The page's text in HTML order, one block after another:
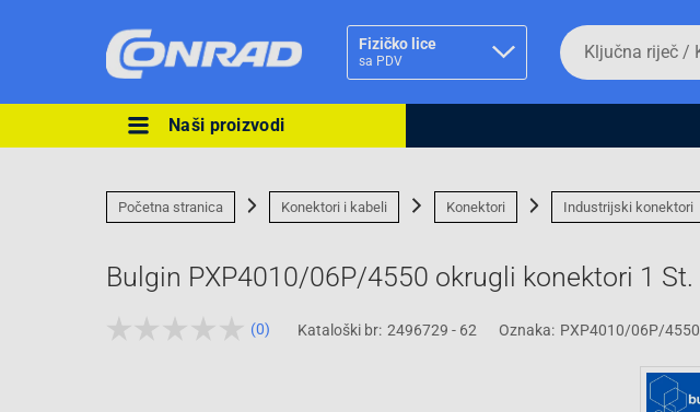
Fizičko lice
sa PDV
Ova postavka prilagođava asortiman proizvoda i
Pravno lice Fizičko lice
Da
biste
potražili
proizvod,
broj,
EAN
serijski
broj
Naši proizvodi
Početna stranica Konektori i kabeli Konektori Industrijski konektori
Bulgin PXP4010/06P/4550 okrugli konektori 1 St.
(0) Kataloški br: 2496729 - 62 Oznaka: PXP4010/06P/4550